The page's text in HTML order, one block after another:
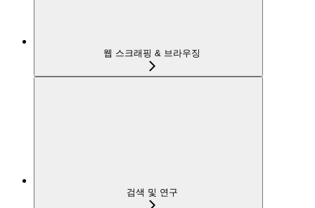
웹 스크래핑 & 브라우징
검색 및 연구